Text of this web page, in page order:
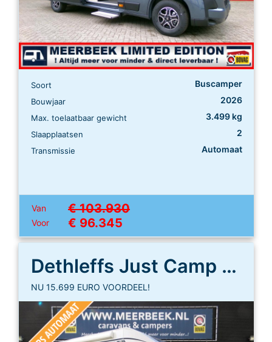
Soort Buscamper
Bouwjaar 2026
Max. toelaatbaar gewicht 3.499 kg
Slaapplaatsen 2
Transmissie Automaat
Van € 103.930
Voor € 96.345
Dethleffs Just Camp T 6812 EB
NU 15.699 EURO VOORDEEL!